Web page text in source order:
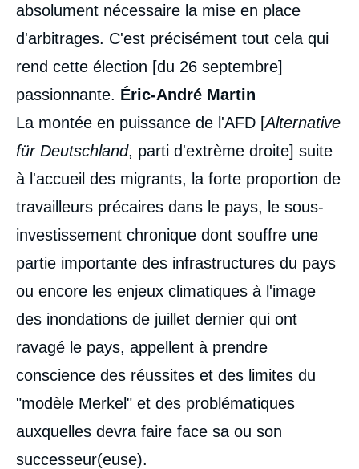
absolument nécessaire la mise en place
d'arbitrages. C'est précisément tout cela qui
rend cette élection [du 26 septembre]
passionnante. Éric-André Martin
La montée en puissance de l'AFD [Alternative
für Deutschland, parti d'extrème droite] suite
à l'accueil des migrants, la forte proportion de
travailleurs précaires dans le pays, le sous-
investissement chronique dont souffre une
partie importante des infrastructures du pays
ou encore les enjeux climatiques à l'image
des inondations de juillet dernier qui ont
ravagé le pays, appellent à prendre
conscience des réussites et des limites du
"modèle Merkel" et des problématiques
auxquelles devra faire face sa ou son
successeur(euse).